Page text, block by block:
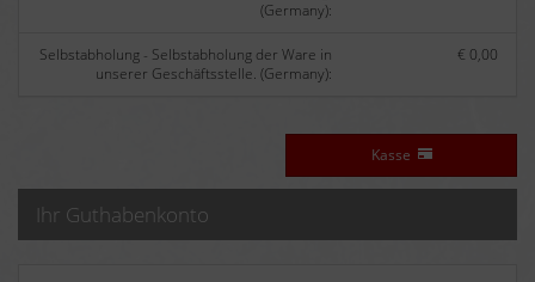
(Germany):
Selbstabholung - Selbstabholung der Ware in
unserer Geschäftsstelle. (Germany):
€ 0,00
Kasse
Ihr Guthabenkonto